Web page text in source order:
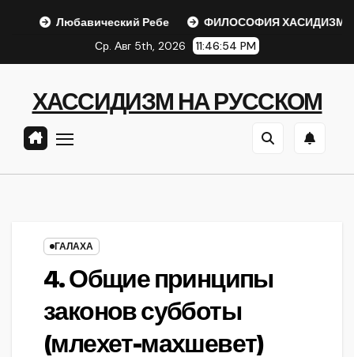
Ребе ФИЛОСОФИЯ ХАСИДИЗМА
Ср. Авг 5th, 2026
11:46:55 PM
ХАССИДИЗМ НА РУССКОМ
ГАЛАХА
4. Общие принципы
законов субботы
(млехет-махшевет)